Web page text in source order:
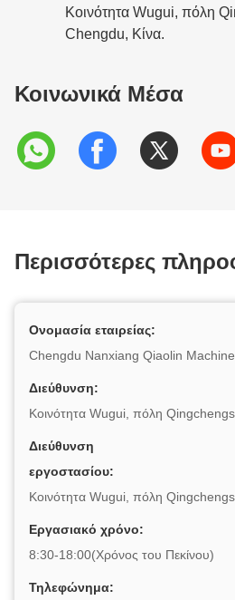
Κοινότητα Wugui, πόλη
Chengdu, Κίνα.
Κοινωνικά Μέσα
Περισσότερες
Ονομασία εταιρείας:
Chengdu Nanxiang Qiaolin
Διεύθυνση:
Κοινότητα Wugui, πόλη
Διεύθυνση
εργοστασίου:
Κοινότητα Wugui, πόλη
Εργασιακό χρόνο:
8:30-18:00(Χρόνος του Πεκίνου)
Τηλεφώνημα: